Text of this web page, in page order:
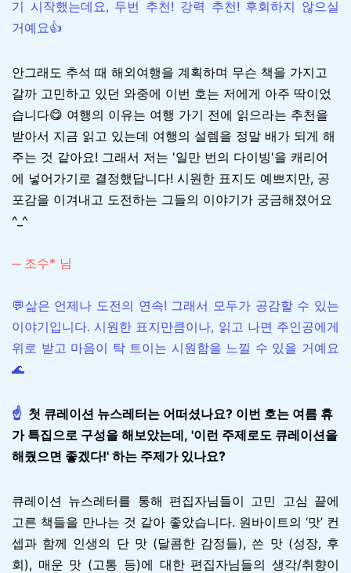
기 시작했는데요, 두번 추천! 강력 추천! 후회하지 않으실
거예요👍
안그래도 추석 때 해외여행을 계획하며 무슨 책을 가지고
갈까 고민하고 있던 와중에 이번 호는 저에게 아주 딱이었
습니다😋 여행의 이유는 여행 가기 전에 읽으라는 추천을
받아서 지금 읽고 있는데 여행의 설렘을 정말 배가 되게 해
주는 것 같아요! 그래서 저는 '일만 번의 다이빙'을 캐리어
에 넣어가기로 결정했답니다! 시원한 표지도 예쁘지만, 공
포감을 이겨내고 도전하는 그들의 이야기가 궁금해졌어요
^_^
─ 조수* 님
💬삶은 언제나 도전의 연속! 그래서 모두가 공감할 수 있는
이야기입니다. 시원한 표지만큼이나, 읽고 나면 주인공에게
위로 받고 마음이 탁 트이는 시원함을 느낄 수 있을 거예요
🌊
☝️ 첫 큐레이션 뉴스레터는 어떠셨나요? 이번 호는 여름 휴
가 특집으로 구성을 해보았는데, '이런 주제로도 큐레이션을
해줬으면 좋겠다!' 하는 주제가 있나요?
큐레이션 뉴스레터를 통해 편집자님들이 고민 고심 끝에
고른 책들을 만나는 것 같아 좋았습니다. 원바이트의 ‘맛’ 컨
셉과 함께 인생의 단 맛 (달콤한 감정들), 쓴 맛 (성장, 후
회), 매운 맛 (고통 등)에 대한 편집자님들의 생각/취향이